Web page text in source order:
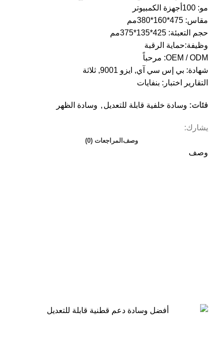
مو: 100أجهزة الكمبيوتر
مقاس: 475*160*380مم
حجم التعبئة: 425*135*375مم
وظيفة:حماية الرقبة
OEM / ODM: مرحباً
شهادة: بي إس سي آي, ايزو 9001, ثلاثة
التقارير اختبار: بنفايات
فئات: وسادة خلفية قابلة للتعديل , وسادة الظهر
يشارك:
وصف المراجعات (0)
وصف